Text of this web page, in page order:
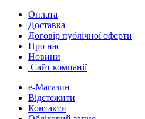
Skip
navigation
Skip
content
Оплата
Доставка
Договір публічної оферти
Про нас
Новини
Сайт компанії
е-Магазин
Відстежити
Контакти